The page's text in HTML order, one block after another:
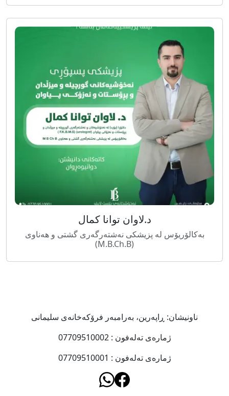
د.لاوان توانا کمال
بەکالۆریۆس لە پزیشکی نەشتەرگەری گشتی و هەناوی
(M.B.Ch.B)
ناونیشان: ڕاپەرین، بەرامبەر فرۆکەخانەى سلیمانى
ژمارەى تەلەفون : 07709510002
ژمارەى تەلەفون : 07709510001